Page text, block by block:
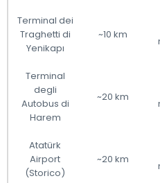
Terminal dei
Traghetti di
Yenikapı
~10 km
Terminal
degli
Autobus di
Harem
~20 km
Atatürk
Airport
(Storico)
~20 km